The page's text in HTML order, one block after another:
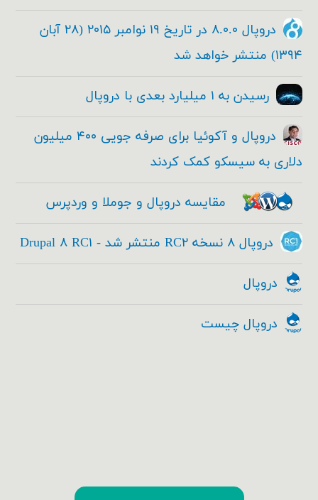
دروپال ۸.۰.۰ در تاریخ ۱۹ نوامبر ۲۰۱۵ (۲۸ آبان
۱۳۹۴) منتشر خواهد شد
رسیدن به ۱ میلیارد بعدی با دروپال
دروپال و آکوئیا برای صرفه جویی ۴۰۰ میلیون
دلاری به سیسکو کمک کردند
مقایسه دروپال و جوملا و وردپرس
دروپال ۸ نسخه RC۲ منتشر شد - Drupal ۸ RC۱
دروپال
دروپال چیست